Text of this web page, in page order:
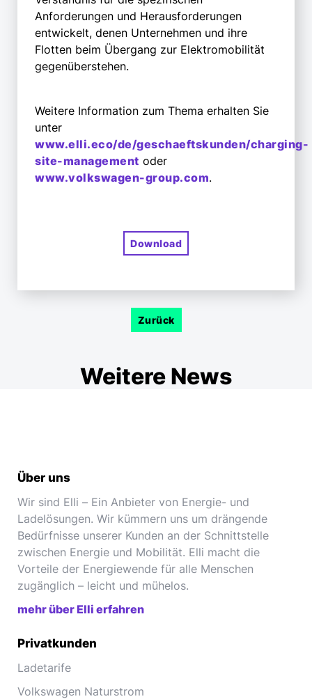
Anforderungen und Herausforderungen
entwickelt, denen Unternehmen und ihre
Flotten beim Übergang zur Elektromobilität
gegenüberstehen.
Weitere Information zum Thema erhalten Sie
unter
www.elli.eco/de/geschaeftskunden/charging-
site-management oder
www.volkswagen-group.com.
Download
Zurück
Weitere News
Über uns
Wir sind Elli – Ein Anbieter von Energie- und
Ladelösungen. Wir kümmern uns um drängende
Bedürfnisse unserer Kunden an der Schnittstelle
zwischen Energie und Mobilität. Elli macht die
Vorteile der Energiewende für alle Menschen
zugänglich – leicht und mühelos.
mehr über Elli erfahren
Privatkunden
Ladetarife
Volkswagen Naturstrom